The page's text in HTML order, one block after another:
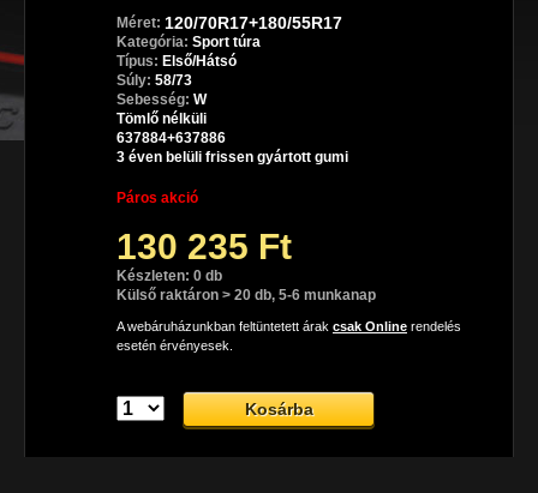
Méret: 120/70R17+180/55R17
Kategória: Sport túra
Típus: Első/Hátsó
Súly: 58/73
Sebesség: W
Tömlő nélküli
637884+637886
3 éven belüli frissen gyártott gumi
Páros akció
130 235 Ft
Készleten: 0 db
Külső raktáron > 20 db, 5-6 munkanap
A webáruházunkban feltüntetett árak csak Online rendelés
esetén érvényesek.